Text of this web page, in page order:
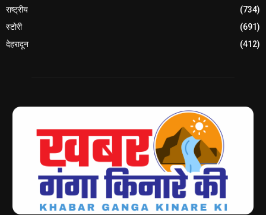
राष्ट्रीय
(734)
स्टोरी
(691)
देहरादून
(412)